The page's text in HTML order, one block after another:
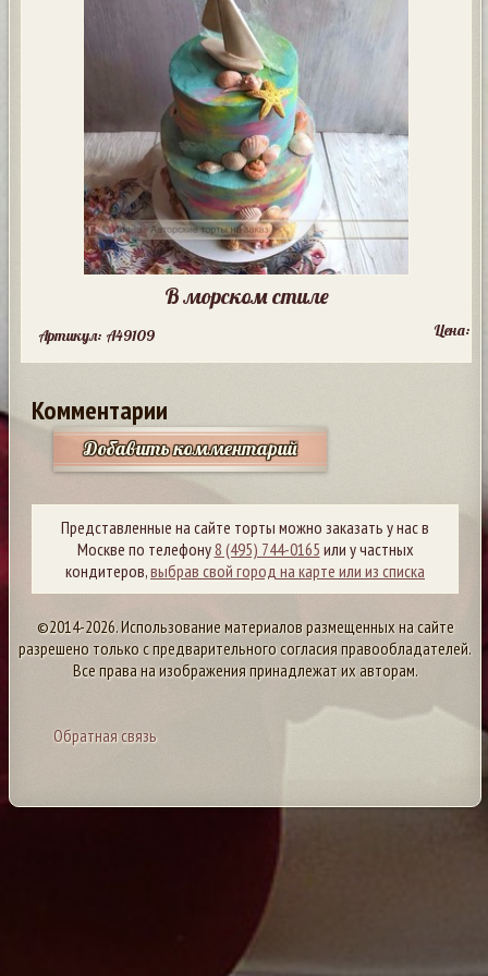
В морском стиле
Артикул: A49109 Цена:
Комментарии
Добавить комментарий
Представленные на сайте торты можно заказать у нас в
Москве по телефону8 (495) 744-0165 или у частных
кондитеров,выбрав свой город на карте или из списка
©2014-2026. Использование материалов размещенных на сайте
разрешено только с предварительного согласия правообладателей.
Все права на изображения принадлежат их авторам.
Обратная связь